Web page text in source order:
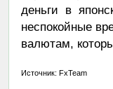
деньги в
неспокойные
валютам,
Источник: FxTeam